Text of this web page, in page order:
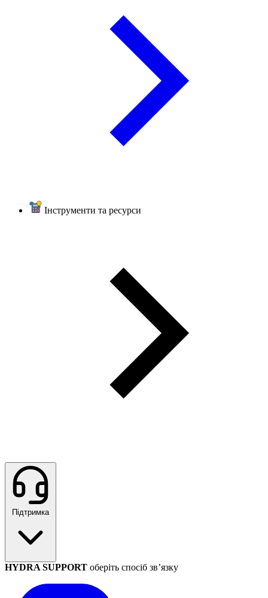
Інструменти та ресурси
Підтримка
HYDRA SUPPORT оберіть спосіб зв’язку